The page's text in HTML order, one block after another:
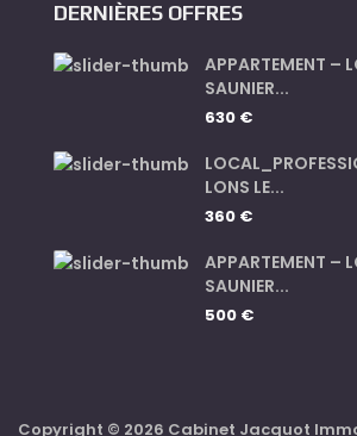
DERNIÈRES OFFRES
APPARTEMENT –
SAUNIER...
630 €
LONS LE...
360 €
APPARTEMENT –
SAUNIER...
500 €
Copyright © 2026 Cabinet Jacquot